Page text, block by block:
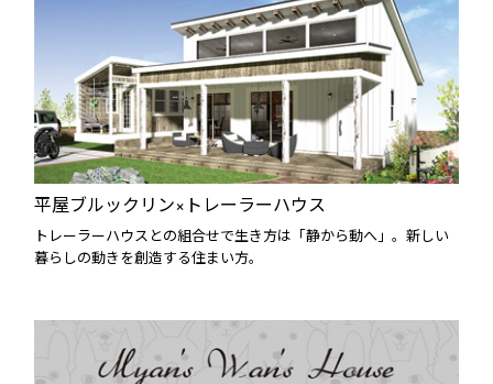
平屋ブルックリン×トレーラーハウス
トレーラーハウスとの組合せで生き方は「静から動へ」。新しい
暮らしの動きを創造する住まい方。